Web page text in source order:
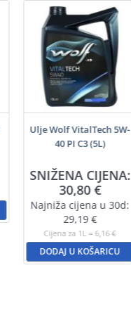
Ulje Wolf VitalTech 5W-
40 PI C3 (5L)
SNIŽENA CIJENA:
30,80€
Najniža cijena u 30d:
29,19 €
Cijena za 1L = 6,16 €
DODAJ U KOŠARICU